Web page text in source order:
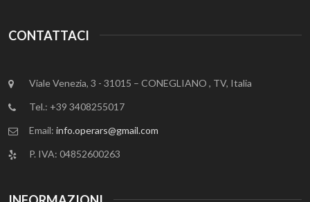
CONTATTACI
Viale Venezia, 3 - 31015 – CONEGLIANO , TV, Italia
Tel.: +39 3408255017
Email: info.operars@gmail.com
P. IVA: 04852600263